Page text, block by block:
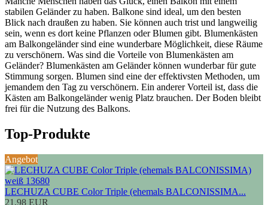
stabilen Geländer zu haben. Balkone sind ideal, um den besten
Blick nach draußen zu haben. Sie können auch trist und langweilig
sein, wenn es dort keine Pflanzen oder Blumen gibt. Blumenkästen
am Balkongeländer sind eine wunderbare Möglichkeit, diese Räume
zu verschönern. Was sind die Vorteile von Blumenkästen am
Geländer? Blumenkästen am Geländer können wunderbar für gute
Stimmung sorgen. Blumen sind eine der effektivsten Methoden, um
jemandem den Tag zu verschönern. Ein anderer Vorteil ist, dass die
Kästen am Balkongeländer wenig Platz brauchen. Der Boden bleibt
frei für die Nutzung des Balkons.
Top-Produkte
Angebot
LECHUZA CUBE Color Triple (ehemals BALCONISSIMA...
21,98 EUR